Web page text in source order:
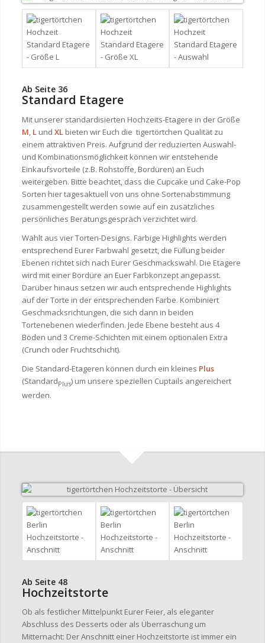
Ab Seite 36
Standard Etagere
Mit unserer standardisierten Hochzeits-Etagere in der Größe
M Lund XLbieten wir Euch die tigertörtchen Qualität zu
einem attraktiven Preis. Aufgrund der reduzierten Auswahl-
und Kombinationsmöglichkeit können wir entstehende
Einkaufsvorteile (z.B. Rohstoffe, Bordüren) an Euch
weitergeben. Bitte beachtet, dass die Cupcake und Cake-Pop
Sorten hier tagesaktuell von uns ohne Sortenabstimmung
zusammengestellt werden sowie auf ein zusätzliches
persönliches Beratungsgespräch verzichtet wird.
Wählt aus vier Torten-Designs. Farbige Highlights werden
entsprechend Eurer Farbwahl gesetzt, die Füllung beider
Ebenen richtet sich nach Eurer Geschmackswahl. Die Etagere
wird mit einer Bordüre an Euer Farbkonzept angepasst.
Darüber hinaus setzen wir auch entsprechende Highlights
auf der Torte in der entsprechenden Farbe. Kombiniert
Geschmacksrichtungen, die sich dann in beiden
Tortenebenen wiederfinden. Jede Ebene besteht aus 4
Böden und 3 Creme-Schichten mit einem optionalen Extra
(Crunch oder Fruchtschicht).
Die Standard-Etageren können durch ein kleines Plus
(StandardPlus) um unsere speziellen Cuptails angereichert
werden.
Ab Seite 48
Hochzeitstorte
Ob als festlicher Mittelpunkt Eurer Feier, als eleganter
Abschluss des Desserts oder als Überraschung um
Mitternacht: Der Anschnitt einer Hochzeitstorte ist immer ein